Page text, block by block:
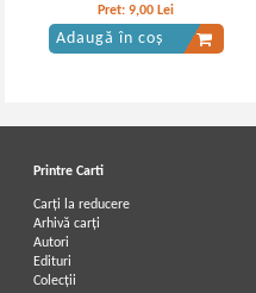
Pret:9,00 Lei
Adaugă în coș
Printre Carti
Carți la reducere
Arhivă carți
Autori
Edituri
Colecții